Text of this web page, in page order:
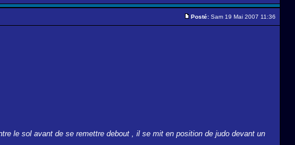
Posté: Sam 19 Mai 2007 11:36
le sol avant de se remettre debout , il se mit en position de judo devant un